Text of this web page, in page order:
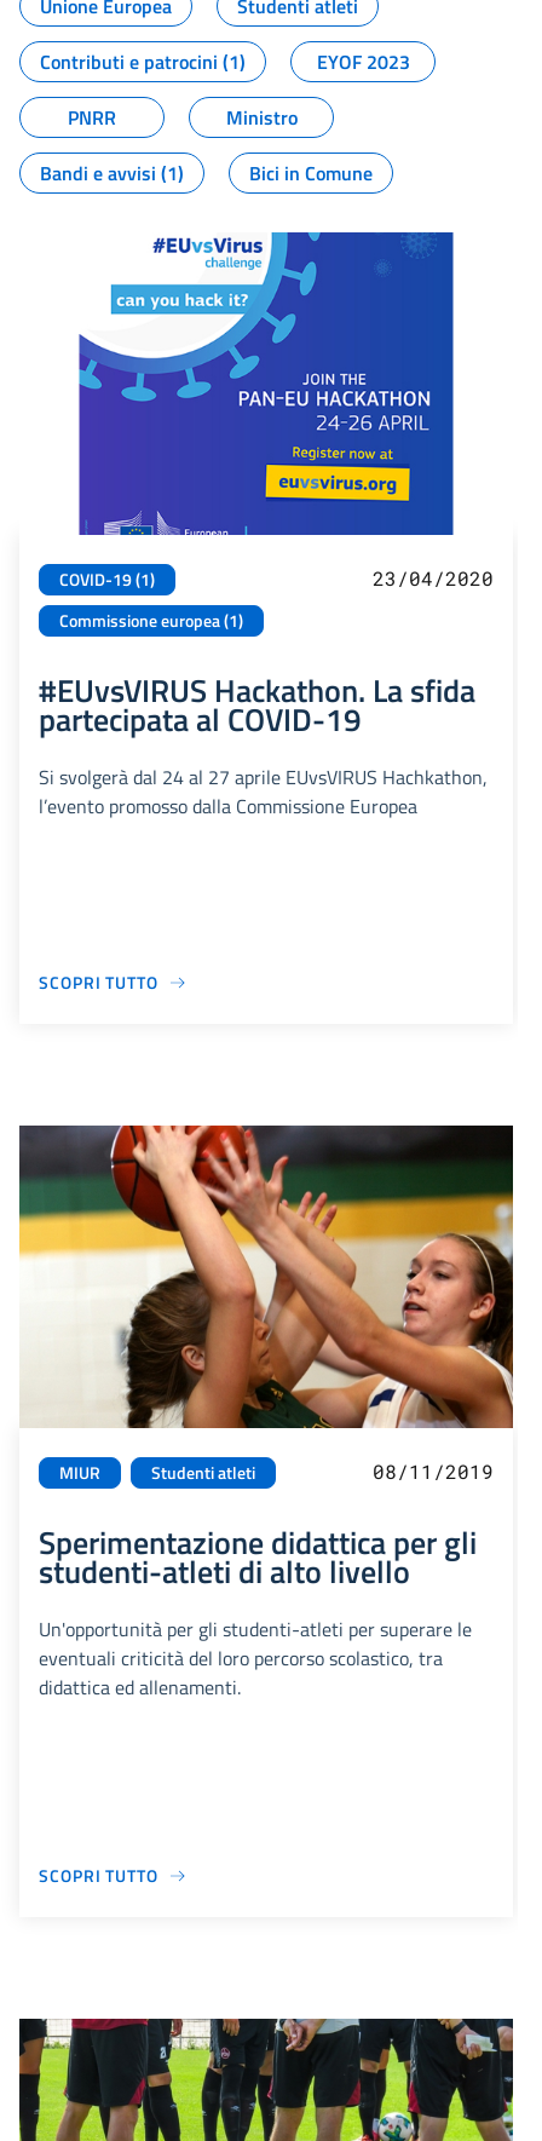
Unione Europea
Studenti atleti
Contributi e patrocini (1)
EYOF 2023
PNRR
Ministro
Bandi e avvisi (1)
Bici in Comune
COVID-19 (1)
Commissione europea (1)
23/04/2020
#EUvsVIRUS Hackathon. La sfida
partecipata al COVID-19
Si svolgerà dal 24 al 27 aprile EUvsVIRUS Hachkathon,
l’evento promosso dalla Commissione Europea
SCOPRI TUTTO
MIUR Studenti atleti 08/11/2019
Sperimentazione didattica per gli
studenti-atleti di alto livello
Un'opportunità per gli studenti-atleti per superare le
eventuali criticità del loro percorso scolastico, tra
didattica ed allenamenti.
SCOPRI TUTTO